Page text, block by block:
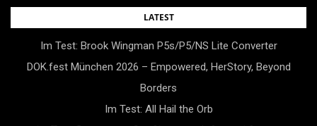
Skip
LATEST
Im Test: Brook Wingman P5s/P5/NS Lite Converter
DOK.fest München 2026 – Empowered, HerStory, Beyond
Borders
Im Test: All Hail the Orb